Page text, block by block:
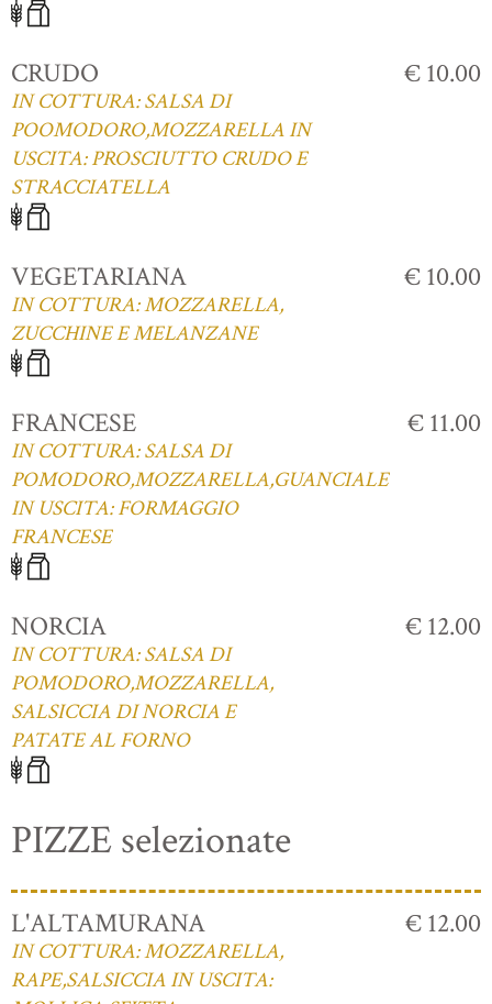
CRUDO
IN COTTURA: SALSA DI
POOMODORO,MOZZARELLA IN
USCITA: PROSCIUTTO CRUDO E
STRACCIATELLA
€ 10.00
VEGETARIANA
IN COTTURA: MOZZARELLA,
ZUCCHINE E MELANZANE
€ 10.00
FRANCESE
IN COTTURA: SALSA DI
POMODORO,MOZZARELLA,GUANCIALE
IN USCITA: FORMAGGIO
FRANCESE
€ 11.00
NORCIA
IN COTTURA: SALSA DI
POMODORO,MOZZARELLA,
SALSICCIA DI NORCIA E
PATATE AL FORNO
€ 12.00
PIZZE selezionate
L'ALTAMURANA
IN COTTURA: MOZZARELLA,
RAPE,SALSICCIA IN USCITA:
€ 12.00